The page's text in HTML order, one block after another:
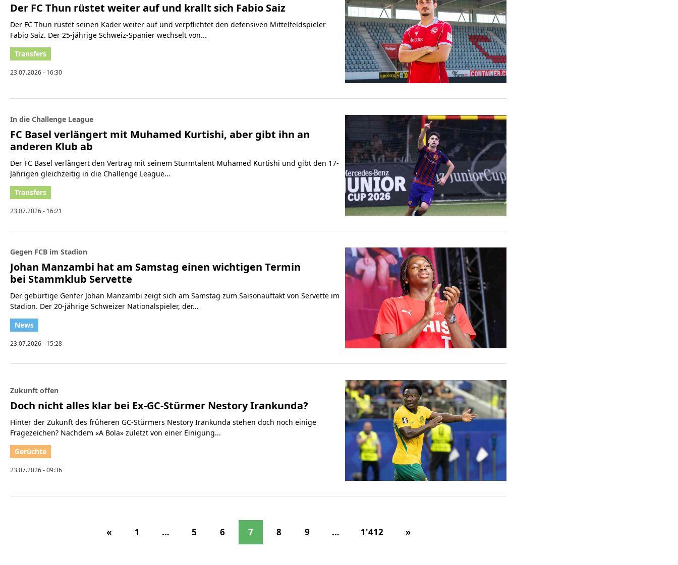
Der FC Thun rüstet weiter auf und krallt sich Fabio Saiz
Der FC Thun rüstet seinen Kader weiter auf und verpflichtet den defensiven Mittelfeldspieler
Fabio Saiz. Der 25-jährige Schweiz-Spanier wechselt von...
23.07.2026 - 16:30
In die Challenge League
FC Basel verlängert mit Muhamed Kurtishi, aber gibt ihn an
anderen Klub ab
Der FC Basel verlängert den Vertrag mit seinem Sturmtalent Muhamed Kurtishi und gibt den 17-
Jährigen gleichzeitig in die Challenge League...
23.07.2026 - 16:21
Gegen FCB im Stadion
Johan Manzambi hat am Samstag einen wichtigen Termin
bei Stammklub Servette
Der gebürtige Genfer Johan Manzambi zeigt sich am Samstag zum Saisonauftakt von Servette im
Stadion. Der 20-jährige Schweizer Nationalspieler, der...
23.07.2026 - 15:28
Zukunft offen
Doch nicht alles klar bei Ex-GC-Stürmer Nestory Irankunda?
Hinter der Zukunft des früheren GC-Stürmers Nestory Irankunda stehen doch noch einige
Fragezeichen? Nachdem «A Bola» zuletzt von einer Einigung...
23.07.2026 - 09:36
« 1 … 5 6 7 8 9 … 1'412 »